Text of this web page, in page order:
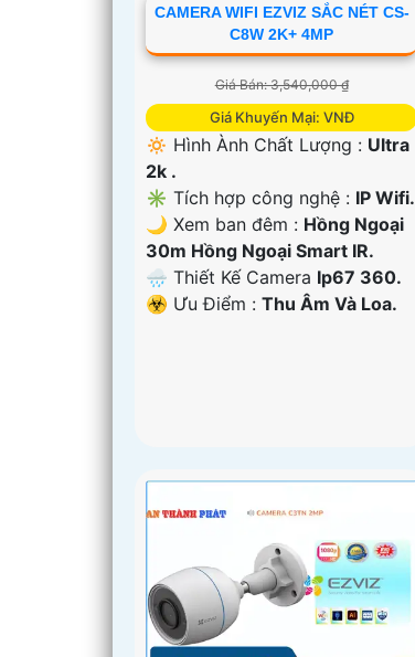
CAMERA WIFI EZVIZ SẮC NÉT CS-
C8W 2K+ 4MP
Giá Bán: 3,540,000 ₫
Giá Khuyến Mại: VNĐ
🔅 Hình Ành Chất Lượng : Ultra
2k .
✳️ Tích hợp công nghệ : IP Wifi.
🌙 Xem ban đêm : Hồng Ngoại
30m Hồng Ngoại Smart IR.
🌧️ Thiết Kế Camera Ip67 360.
️☣️ Ưu Điểm : Thu Âm Và Loa.